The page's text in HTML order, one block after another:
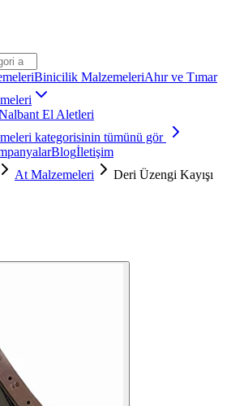
Binicilik MalzemeleriAhır ve Tımar
El Aletleri
kategorisinin tümünü gör
Blogİletişim
At Malzemeleri
Deri Üzengi Kayışı